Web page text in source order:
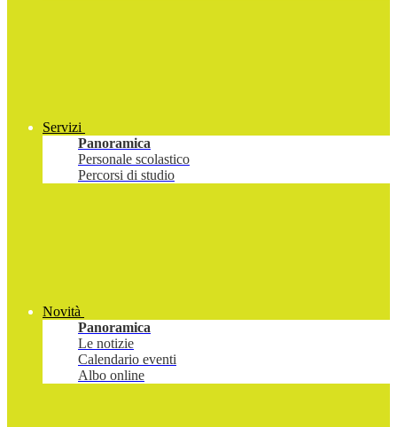
Servizi
Panoramica
Personale scolastico
Percorsi di studio
Novità
Panoramica
Le notizie
Calendario eventi
Albo online